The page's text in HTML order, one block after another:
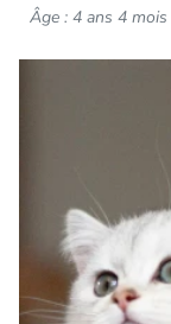
Âge : 4 ans 4 mois